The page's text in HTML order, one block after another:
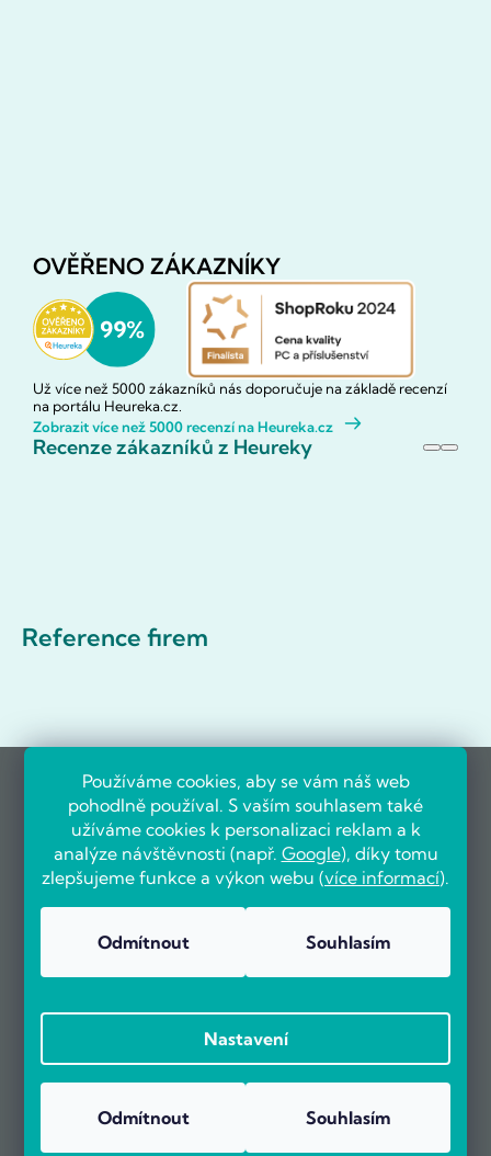
Používáme cookies, aby se vám náš web
pohodlně používal. S vaším souhlasem také
užíváme cookies k personalizaci reklam a k
analýze návštěvnosti (např. Google), díky tomu
zlepšujeme funkce a výkon webu (více informací).
Odmítnout Souhlasím
Nastavení
Odmítnout Souhlasím
OVĚŘENO ZÁKAZNÍKY
Už více než 5000 zákazníků nás doporučuje na základě recenzí
na portálu Heureka.cz.
Zobrazit více než 5000 recenzí na Heureka.cz
Recenze zákazníků z Heureky
Reference firem